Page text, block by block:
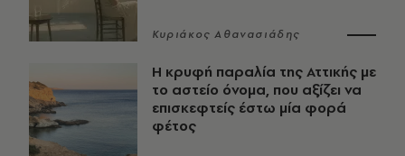
Κυριάκος Αθανασιάδης
Η κρυφή παραλία της Αττικής με
το αστείο όνομα, που αξίζει να
επισκεφτείς έστω μία φορά
φέτος